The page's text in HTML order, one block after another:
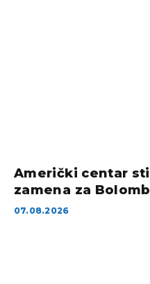
Američki centar
zamena za
07.08.2026